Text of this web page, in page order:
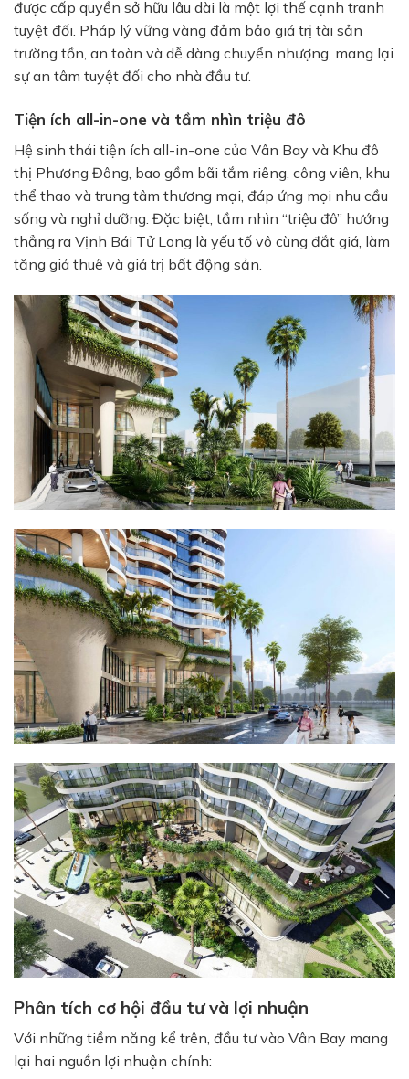
được cấp quyền sở hữu lâu dài là một lợi thế cạnh tranh
tuyệt đối. Pháp lý vững vàng đảm bảo giá trị tài sản
trường tồn, an toàn và dễ dàng chuyển nhượng, mang lại
sự an tâm tuyệt đối cho nhà đầu tư.
Tiện ích all-in-one và tầm nhìn triệu đô
Hệ sinh thái tiện ích all-in-one của Vân Bay và Khu đô
thị Phương Đông, bao gồm bãi tắm riêng, công viên, khu
thể thao và trung tâm thương mại, đáp ứng mọi nhu cầu
sống và nghỉ dưỡng. Đặc biệt, tầm nhìn “triệu đô” hướng
thẳng ra Vịnh Bái Tử Long là yếu tố vô cùng đắt giá, làm
tăng giá thuê và giá trị bất động sản.
Phân tích cơ hội đầu tư và lợi nhuận
Với những tiềm năng kể trên, đầu tư vào Vân Bay mang
lại hai nguồn lợi nhuận chính: